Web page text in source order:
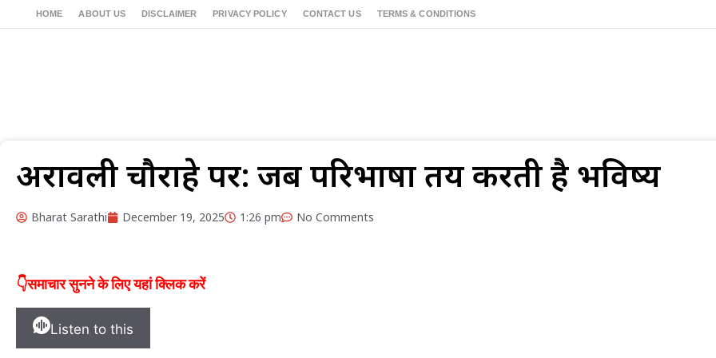
HOME ABOUT US DISCLAIMER PRIVACY POLICY CONTACT US TERMS & CONDITIONS
अरावली चौराहे पर: जब परिभाषा तय करती है भविष्य
Bharat Sarathi December 19, 2025 1:26 pm No Comments
👇समाचार सुनने के लिए यहां क्लिक करें
Listen to this